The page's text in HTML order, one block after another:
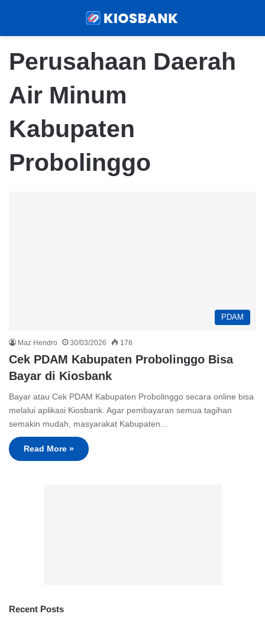
Perusahaan Daerah
Air Minum
Kabupaten
Probolinggo
PDAM
Maz Hendro 30/03/2026 178
Cek PDAM Kabupaten Probolinggo Bisa
Bayar di Kiosbank
Bayar atau Cek PDAM Kabupaten Probolinggo secara online bisa
melalui aplikasi Kiosbank. Agar pembayaran semua tagihan
semakin mudah, masyarakat Kabupaten…
Read More »
Recent Posts